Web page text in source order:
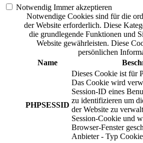
Notwendig Immer akzeptieren
Notwendige Cookies sind für die
der Website erforderlich. Diese
die grundlegende Funktionen und
Website gewährleisten. Diese
persönlichen
Name
PHPSESSID
Dieses Cookie ist für
Das Cookie wird
Session-ID eines
zu identifizieren um
der Website zu
Session-Cookie und
Browser-Fenster
Anbieter - Typ Cookie